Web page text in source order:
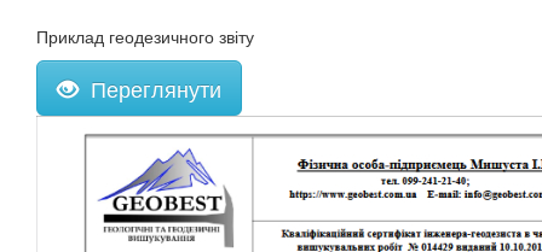
Приклад геодезичного звіту
Переглянути